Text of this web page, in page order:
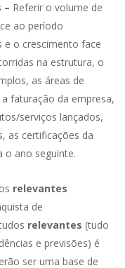
– Referir o volume de
ao período
o crescimento face
na estrutura, o
as áreas de
faturação da empresa,
serviços lançados,
as certificações da
o ano seguinte.
relevantes
de
relevantes (tudo
e previsões) é
ser uma base de